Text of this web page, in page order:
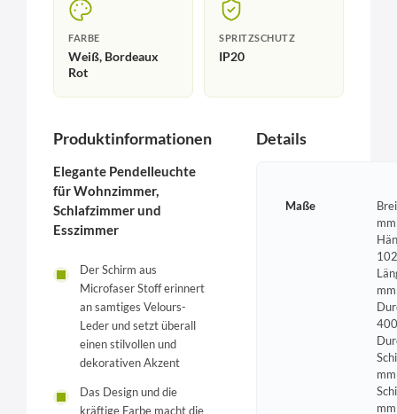
FARBE
Weiß, Bordeaux
Rot
SPRITZSCHUTZ
IP20
Produktinformationen
Elegante Pendelleuchte
für Wohnzimmer,
Schlafzimmer und
Esszimmer
Der Schirm aus
Microfaser Stoff erinnert
an samtiges Velours-
Leder und setzt überall
einen stilvollen und
dekorativen Akzent
Das Design und die
kräftige Farbe macht die
Details
Maße
mm